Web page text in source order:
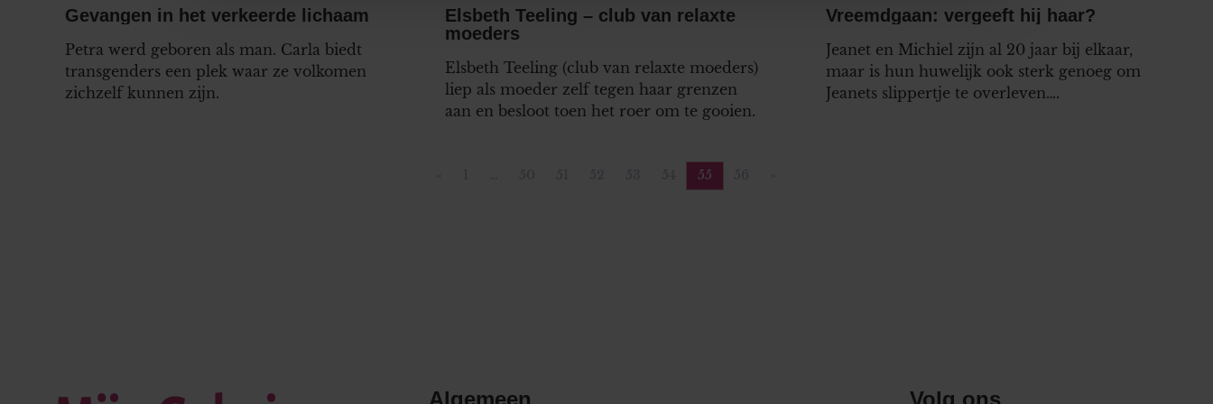
media, adverteren en analyse. Deze partners kunnen deze gegevens combineren met andere informatie die u aan ze heeft
verstrekt of die ze hebben verzameld op basis van uw gebruik van hun services. U gaat akkoord met onze cookies als u
onze website blijft gebruiken.
Gevangen in het verkeerde lichaam
Petra werd geboren als man. Carla biedt
transgenders een plek waar ze volkomen
zichzelf kunnen zijn.
Elsbeth Teeling – club van relaxte
moeders
Elsbeth Teeling (club van relaxte moeders)
liep als moeder zelf tegen haar grenzen
aan en besloot toen het roer om te gooien.
Vreemdgaan: vergeeft hij haar?
Jeanet en Michiel zijn al 20 jaar bij elkaar,
maar is hun huwelijk ook sterk genoeg om
Jeanets slippertje te overleven….
PaginaPagina
55
Algemeen Volg ons